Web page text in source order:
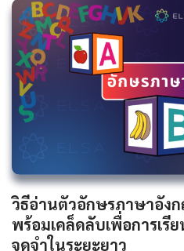
วิธีอ่านตัวอักษรภาษาอัง
พร้อมเคล็ดลับเพื่อการเรี
จดจำในระยะยาว